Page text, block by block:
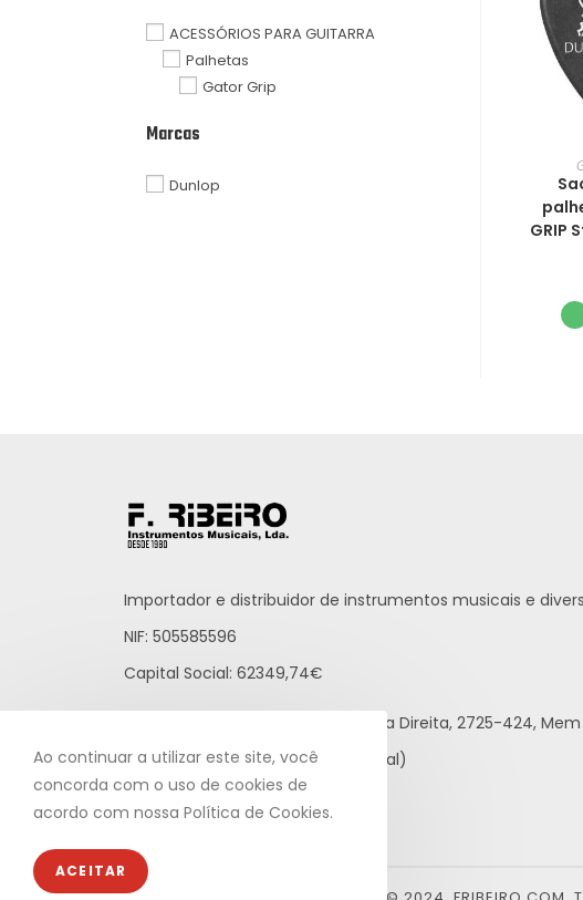
GRIP
ACESSÓRIOS PARA GUITARRA
Palhetas
Gator Grip
Marcas
Dunlop
Importador e distribuidor de instrumentos musicais e
NIF: 505585596
Capital Social: 62349,74€
Praceta Raúl Brandão, 12 - Loja Direita, 2725-424,
21 812 65 43 (rede fixa nacional)
info@fribeiro.com
Ao continuar a utilizar este site, você
concorda com o uso de cookies de
acordo com nossa Política de Cookies.
ACEITAR